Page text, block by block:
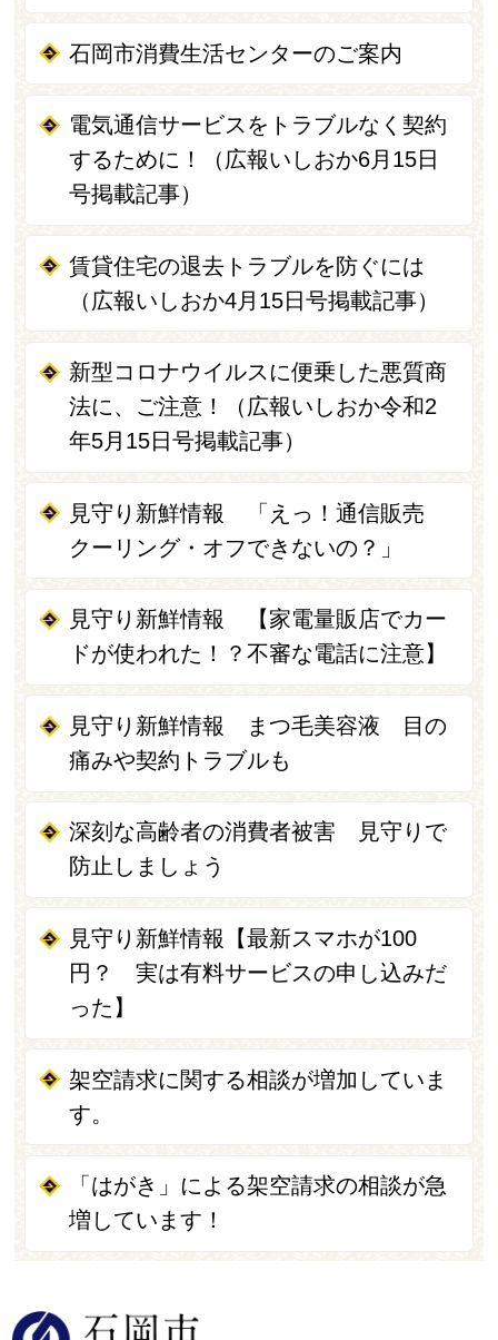
石岡市消費生活センターのご案内
電気通信サービスをトラブルなく契約
するために！（広報いしおか6月15日
号掲載記事）
賃貸住宅の退去トラブルを防ぐには
（広報いしおか4月15日号掲載記事）
新型コロナウイルスに便乗した悪質商
法に、ご注意！（広報いしおか令和2
年5月15日号掲載記事）
見守り新鮮情報 「えっ！通信販売
クーリング・オフできないの？」
見守り新鮮情報 【家電量販店でカー
ドが使われた！？不審な電話に注意】
見守り新鮮情報 まつ毛美容液 目の
痛みや契約トラブルも
深刻な高齢者の消費者被害 見守りで
防止しましょう
見守り新鮮情報【最新スマホが100
円？ 実は有料サービスの申し込みだ
った】
架空請求に関する相談が増加していま
す。
「はがき」による架空請求の相談が急
増しています！